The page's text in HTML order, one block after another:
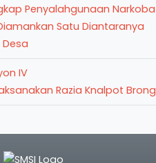
Penyalahgunaan Narkoba
Satu Diantaranya
IV
Razia Knalpot Brong